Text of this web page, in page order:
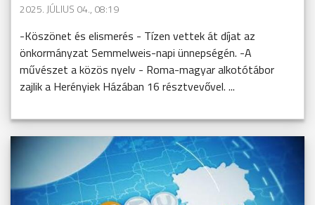
2025. JÚLIUS 04., 08:19
-Köszönet és elismerés - Tízen vettek át díjat az
önkormányzat Semmelweis-napi ünnepségén. -A
művészet a közös nyelv - Roma-magyar alkotótábor
zajlik a Herényiek Házában 16 résztvevővel. ...